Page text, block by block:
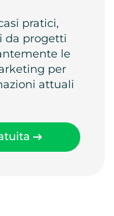
pratici,
da progetti
le
per
attuali